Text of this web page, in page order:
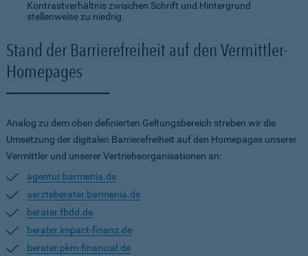
Kontrastverhältnis zwischen Schrift und Hintergrund
stellenweise zu niedrig.
Stand der Barrierefreiheit auf den Vermittler-
Homepages
Analog zu dem oben definierten Geltungsbereich streben wir die
Umsetzung der digitalen Barrierefreiheit auf den Homepages unserer
Vermittler und unserer Vertriebsorganisationen an:
agentur.barmenia.de
aerzteberater.barmenia.de
berater.fbdd.de
berater.impact-finanz.de
berater.pkm-financial.de